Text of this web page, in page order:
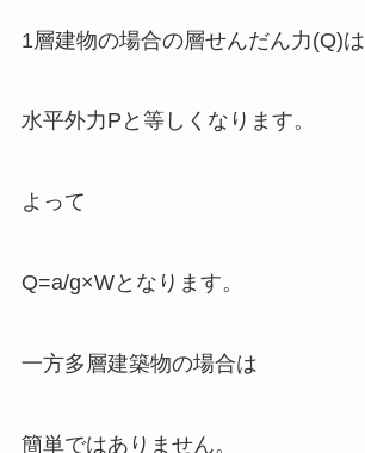
1層建物の場合の層せんだん力(Q)は
水平外力Pと等しくなります。
よって
Q=a/g×Wとなります。
一方多層建築物の場合は
簡単ではありません。